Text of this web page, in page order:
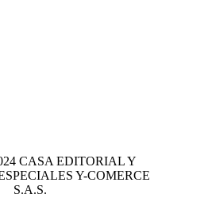
CASA EDITORIALY
Y-COMERCE
S.A.S.